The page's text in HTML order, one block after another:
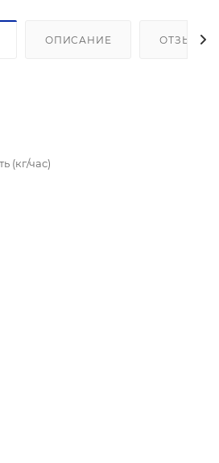
ОПИСАНИЕ ОТЗЫВЫ
(кг/час)